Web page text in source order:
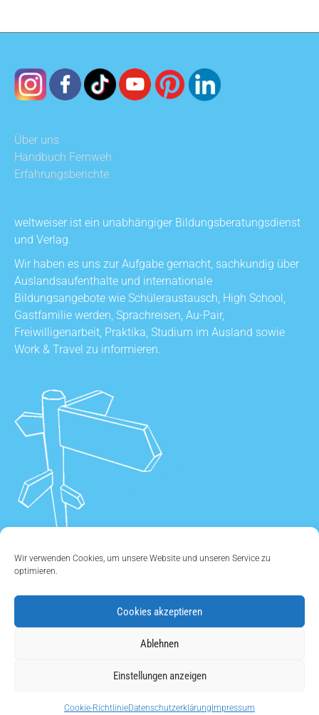
Wir verwenden Cookies, um unsere Website und unseren Service zu
optimieren.
Cookies akzeptieren
Ablehnen
Einstellungen anzeigen
Cookie-RichtlinieDatenschutzerklärung Impressum
Über uns
Handbuch Fernweh
Erfahrungsberichte
weltweiser ist ein unabhängiger Bildungsberatungsdienst
und Verlag.
Wir haben es uns zur Aufgabe gemacht, sachkundig über
Auslandsaufenthalte und internationale
Bildungsangebote wie Schüleraustausch, High School,
Gastfamilie werden, Sprachreisen, Au-Pair,
Freiwilligenarbeit, Praktika, Studium im Ausland sowie
Work & Travel zu informieren.